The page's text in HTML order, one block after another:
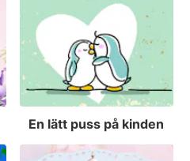
En lätt puss på kinden